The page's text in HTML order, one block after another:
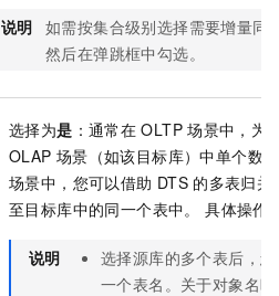
说明 如需按集合级别选择需要增量同
然后在弹跳框中勾选。
选择为是 ：通常在 OLTP 场景中，为
OLAP 场景（如该目标库）中单个数
场景中，您可以借助 DTS 的多表归并
至目标库中的同一个表中。 具体操作
说明
选择源库的多个表后，
一个表名。关于对象名